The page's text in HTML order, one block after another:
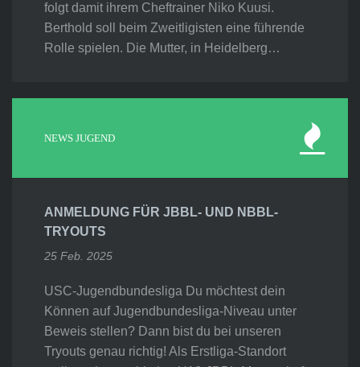
folgt damit ihrem Cheftrainer Niko Kuusi.
Berthold soll beim Zweitligisten eine führende
Rolle spielen. Die Mutter, in Heidelberg…
NEWS JUGEND
ANMELDUNG FÜR JBBL- UND NBBL-
TRYOUTS
25 Feb. 2025
USC-Jugendbundesliga Du möchtest dein
Können auf Jugendbundesliga-Niveau unter
Beweis stellen? Dann bist du bei unseren
Tryouts genau richtig! Als Erstliga-Standort